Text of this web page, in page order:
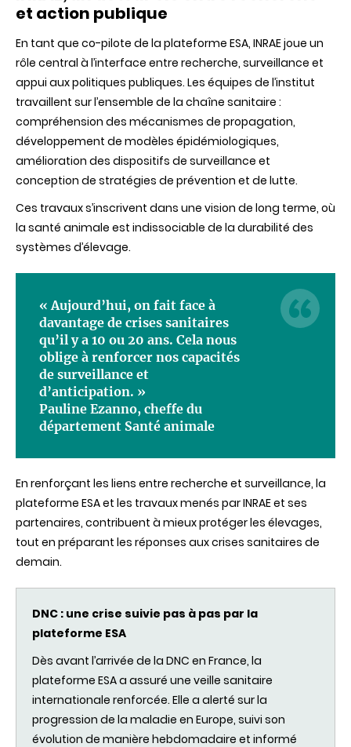
et action publique
En tant que co-pilote de la plateforme ESA, INRAE joue un
rôle central à l’interface entre recherche, surveillance et
appui aux politiques publiques. Les équipes de l’institut
travaillent sur l’ensemble de la chaîne sanitaire :
compréhension des mécanismes de propagation,
développement de modèles épidémiologiques,
amélioration des dispositifs de surveillance et
conception de stratégies de prévention et de lutte.
Ces travaux s’inscrivent dans une vision de long terme, où
la santé animale est indissociable de la durabilité des
systèmes d’élevage.
« Aujourd’hui, on fait face à
davantage de crises sanitaires
qu’il y a 10 ou 20 ans. Cela nous
oblige à renforcer nos capacités
de surveillance et
d’anticipation. »
Pauline Ezanno, cheffe du
département Santé animale
En renforçant les liens entre recherche et surveillance, la
plateforme ESA et les travaux menés par INRAE et ses
partenaires, contribuent à mieux protéger les élevages,
tout en préparant les réponses aux crises sanitaires de
demain.
DNC : une crise suivie pas à pas par la
plateforme ESA
Dès avant l’arrivée de la DNC en France, la
plateforme ESA a assuré une veille sanitaire
internationale renforcée. Elle a alerté sur la
progression de la maladie en Europe, suivi son
évolution de manière hebdomadaire et informé